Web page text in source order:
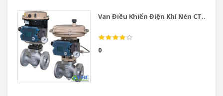
Van Điều Khiển Điện Khí Nén CT...
0